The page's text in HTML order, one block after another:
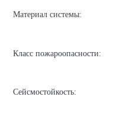
Материал системы:
Класс пожароопасности:
Сейсмостойкость: